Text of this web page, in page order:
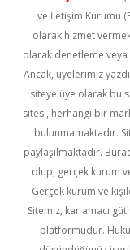
ve İletişim Kurumu
olarak hizmet
olarak denetleme
Ancak, üyelerimiz
siteye üye olarak bu
sitesi, herhangi bir
bulunmamaktadır.
paylaşılmaktadır.
olup, gerçek kurum
Gerçek kurum ve
Sitemiz, kar amacı
platformudur.